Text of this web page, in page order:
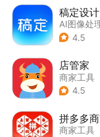
稿定设计
AI图像处
4.5
店管家
商家工具
4.5
拼多多
商家工具